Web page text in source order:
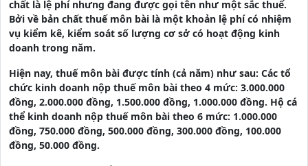
chất là lệ phí nhưng đang được gọi tên như một sắc thuế.
Bởi về bản chất thuế môn bài là một khoản lệ phí có nhiệm
vụ kiểm kê, kiểm soát số lượng cơ sở có hoạt động kinh
doanh trong năm.
Hiện nay, thuế môn bài được tính (cả năm) như sau: Các tổ
chức kinh doanh nộp thuế môn bài theo 4 mức: 3.000.000
đồng, 2.000.000 đồng, 1.500.000 đồng, 1.000.000 đồng. Hộ cá
thể kinh doanh nộp thuế môn bài theo 6 mức: 1.000.000
đồng, 750.000 đồng, 500.000 đồng, 300.000 đồng, 100.000
đồng, 50.000 đồng.